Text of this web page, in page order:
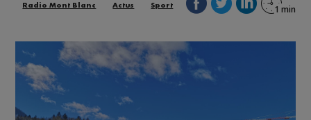
Radio Mont Blanc Actus Sport